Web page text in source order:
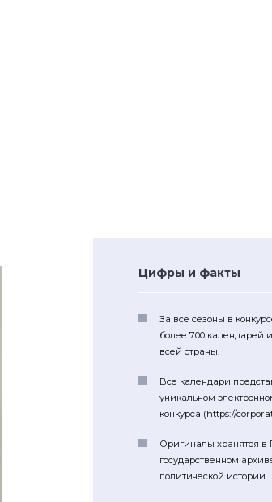
Цифры и факты
За все сезоны в
более 700 календарей
всей страны.
Все календари
уникальном
конкурса (https://
Оригиналы хранятся в
государственном
политической истории.